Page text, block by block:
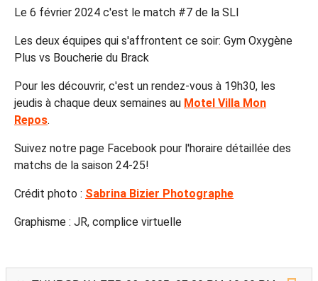
Le 6 février 2024 c'est le match #7 de la SLI
Les deux équipes qui s'affrontent ce soir: Gym Oxygène
Plus vs Boucherie du Brack
Pour les découvrir, c'est un rendez-vous à 19h30, les
jeudis à chaque deux semaines au Motel Villa Mon
Repos.
Suivez notre page Facebook pour l'horaire détaillée des
matchs de la saison 24-25!
Crédit photo : Sabrina Bizier Photographe
Graphisme : JR, complice virtuelle